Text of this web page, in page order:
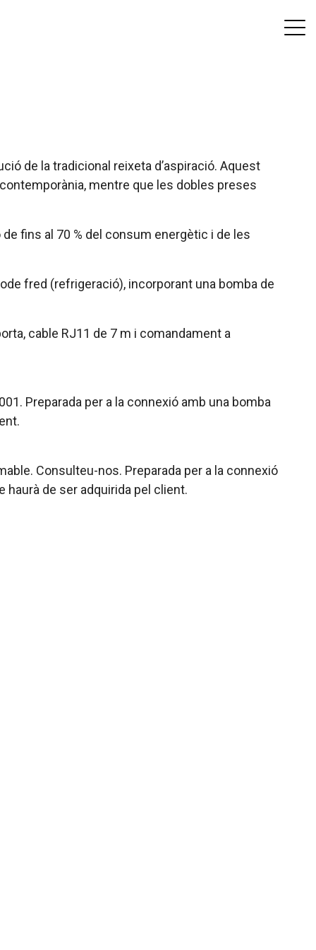
de la tradicional reixeta d’aspiració. Aquest
mentre que les dobles preses
fins al 70 % del consum energètic i de les
fred (refrigeració), incorporant una bomba de
cable RJ11 de 7 m i comandament a
Preparada per a la connexió amb una bomba
Consulteu-nos. Preparada per a la connexió
haurà de ser adquirida pel client.